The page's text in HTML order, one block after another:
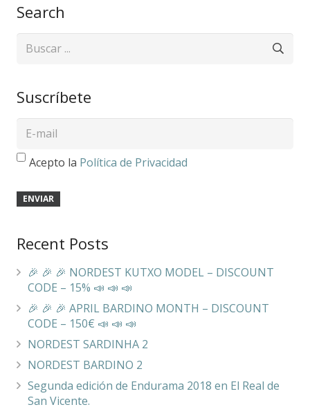
Search
Suscríbete
Acepto la Política de Privacidad
Recent Posts
🎉 🎉 🎉 NORDEST KUTXO MODEL – DISCOUNT
CODE – 15% 📣 📣 📣
🎉 🎉 🎉 APRIL BARDINO MONTH – DISCOUNT
CODE – 150€ 📣 📣 📣
NORDEST SARDINHA 2
NORDEST BARDINO 2
Segunda edición de Endurama 2018 en El Real de
San Vicente.